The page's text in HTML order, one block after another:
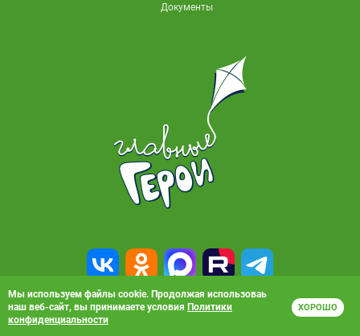
Документы
© 2010-2026, АО «Карусель». Все права защищены. Полное или частичное
копирование материалов запрещено.
Мы используем файлы cookie. Продолжая использоваь
наш веб-сайт, вы принимаете условия Политики
конфиденциальности
ХОРОШО